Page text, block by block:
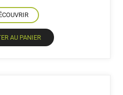
initial
était :
115,00 €.
109,25 €.
AU PANIER